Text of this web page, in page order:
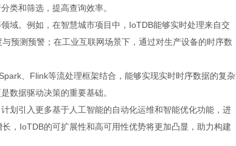
类和筛选，提高查询效率。
域。例如，在智慧城市项目中，IoTDB能够实时处理来自交
预测预警；在工业互联网场景下，通过对生产设备的时序数
、Flink等流处理框架结合，能够实现实时时序数据的复杂
数据驱动决策的重要基础。
划引入更多基于人工智能的自动化运维和智能优化功能，进
，IoTDB的可扩展性和高可用性优势将更加凸显，助力构建